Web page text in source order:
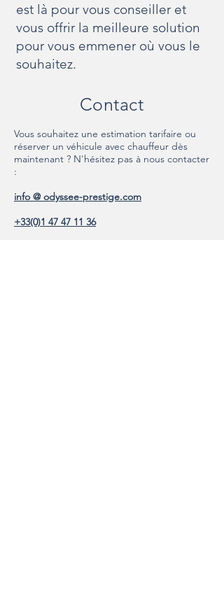
est là pour vous conseiller et
vous offrir la meilleure solution
pour vous emmener où vous le
souhaitez.
Contact
Vous souhaitez une estimation tarifaire ou
réserver un véhicule avec chauffeur dès
maintenant ? N'hésitez pas à nous contacter
:
info @ odyssee-prestige.com
+33(0)1 47 47 11 36